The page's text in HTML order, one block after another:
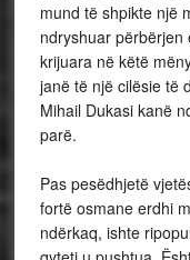
mund të shpikte një
ndryshuar përbërjen
krijuara në këtë
janë të një cilësie të
Mihail Dukasi kanë
parë.
Pas pesëdhjetë
fortë osmane erdhi
ndërkaq, ishte